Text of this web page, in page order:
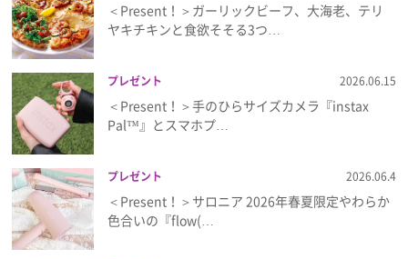
＜Present！＞ガーリックビーフ、大海老、テリ
ヤキチキンと食欲そそる3つ…
プレゼント 2026.06.15
＜Present！＞手のひらサイズカメラ『instax
Pal™』とスマホプ…
プレゼント 2026.06.4
＜Present！＞サロニア 2026年春夏限定やわらか
色合いの『flow(…